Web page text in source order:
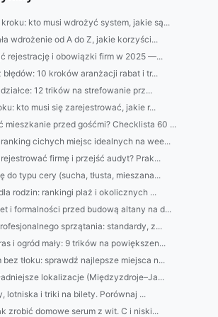
kto musi wdrożyć system, jakie są...
wdrożenie od A do Z, jakie korzyści...
rejestrację i obowiązki firm w 2025 —...
10 kroków aranżacji rabat i tr...
12 trików na strefowanie prz...
kto musi się zarejestrować, jakie r...
przed gośćmi? Checklista 60 ...
ranking cichych miejsc idealnych na wee...
firmę i przejść audyt? Prak...
do typu cery (sucha, tłusta, mieszana...
rodzin: rankingi plaż i okolicznych ...
i formalności przed budową altany na d...
sprzątania: standardy, z...
i ogród mały: 9 trików na powiększen...
bez tłoku: sprawdź najlepsze miejsca n...
lokalizacje (Międzyzdroje–Ja...
lotniska i triki na bilety. Porównaj ...
zrobić domowe serum z wit. C i niski...